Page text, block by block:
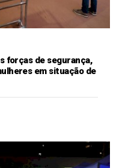
forças de segurança,
em situação de